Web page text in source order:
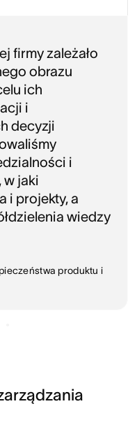
firmy zależało
obrazu
ich
i
decyzji
i
jaki
i projekty, a
wiedzy
produktu i